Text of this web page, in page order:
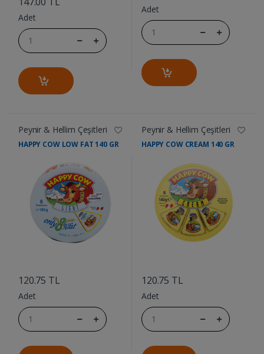
Adet
Adet
Peynir & Hellim Çeşitleri
HAPPY COW LOW FAT 140 GR
120.75 TL
Adet
Peynir & Hellim Çeşitleri
HAPPY COW CREAM 140 GR
120.75 TL
Adet